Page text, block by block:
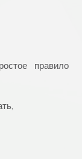
правило